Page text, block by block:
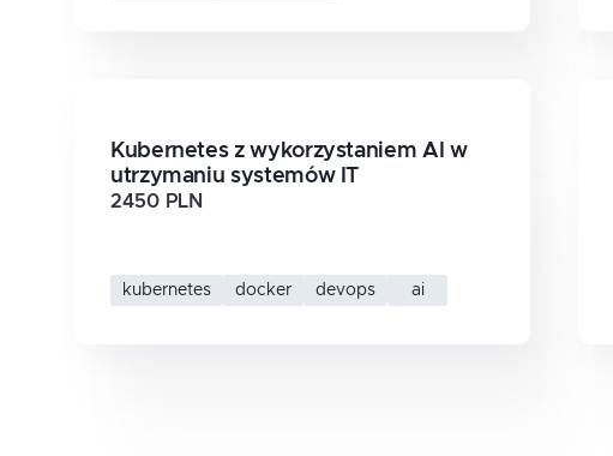
Kubernetes z wykorzystaniem AI w
utrzymaniu systemów IT
2450 PLN
kubernetes docker devops ai